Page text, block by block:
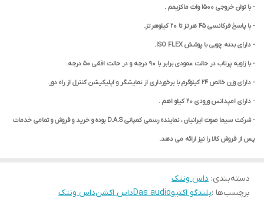
- با توان خروجی 1500 وات ماکزیمم .
- با پاسخ فرکانسی 45 هرتز تا 20 کیلوهرتز.
- دارای بدنه چوبی با پوشش ISO FLEX.
- با زاویه پرتاب در حالت عمودی برابر با 90 درجه و در حالت افقی 50 درجه.
- دارای وزن خالص 24 کیلوگرم با برخورداری از نمایشگر و اپلیکیشن کنترل از راه دور.
- دارای امپدانس ورودی 20 کیلو اهم .
- شرکت سیما صوت ایرانیان ، نماینده رسمی کمپانی D.A.S بوده و خرید و فروش و تمامی خدمات
پس از فروش کالا را نیز ارائه می دهد.
دسته‌بندی: داس ونتک
برچسب‌ها :بلندگو اکتیوDas audioداس اکشنداس ونتک